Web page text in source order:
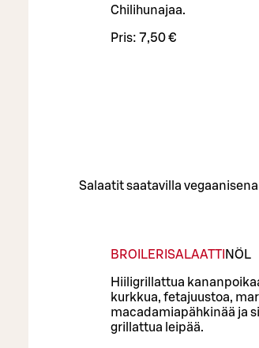
Chilihunajaa.
Pris: 7,50 €
Salaatit saatavilla
BROILERISALAATTI NÖ L
Hiiligrillattua
kurkkua, fetajuustoa,
macadamiapähkinää ja
grillattua leipää.